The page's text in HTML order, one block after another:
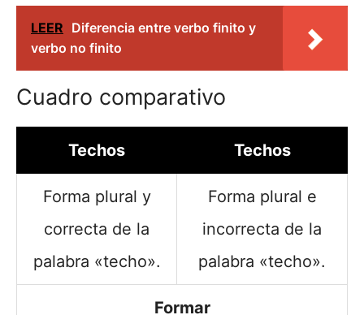
LEER Diferencia entre verbo finito y
verbo no finito
Cuadro comparativo
Techos Techos
Forma plural y
correcta de la
palabra «techo».
Forma plural e
incorrecta de la
palabra «techo».
Formar